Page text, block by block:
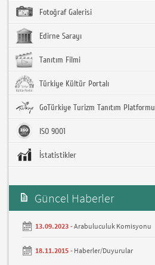
Fotoğraf Galerisi
Edirne Sarayı
Tanıtım Filmi
Türkiye Kültür Portalı
GoTürkiye Turizm Tanıtım Platformu
ISO 9001
İstatistikler
Güncel Haberler
13.09.2023 -Arabuluculuk Komisyonu
18.11.2015 - Haberler/Duyurular